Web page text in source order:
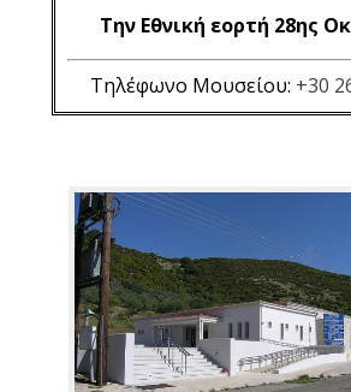
Την Εθνική εορτή 28ης
Τηλέφωνο Μουσείου: +30